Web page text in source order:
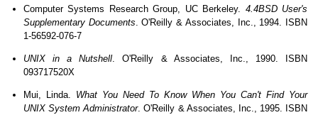
Computer Systems Research Group, UC Berkeley. 4.4BSD User's
Supplementary Documents. O'Reilly & Associates, Inc., 1994. ISBN
1-56592-076-7
UNIX in a Nutshell. O'Reilly & Associates, Inc., 1990. ISBN
093717520X
Mui, Linda. What You Need To Know When You Can't Find Your
UNIX System Administrator. O'Reilly & Associates, Inc., 1995. ISBN